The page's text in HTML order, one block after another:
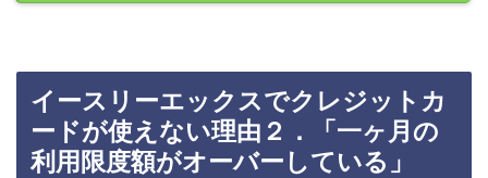
イースリーエックスでクレジットカ
ードが使えない理由２．「一ヶ月の
利用限度額がオーバーしている」